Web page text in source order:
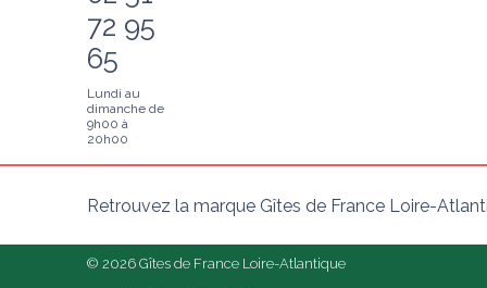
72 95
65
Lundi au
dimanche de
9h00 à
20h00
Retrouvez la marque Gîtes de France Loire-
© 2026 Gîtes de France Loire-Atlantique